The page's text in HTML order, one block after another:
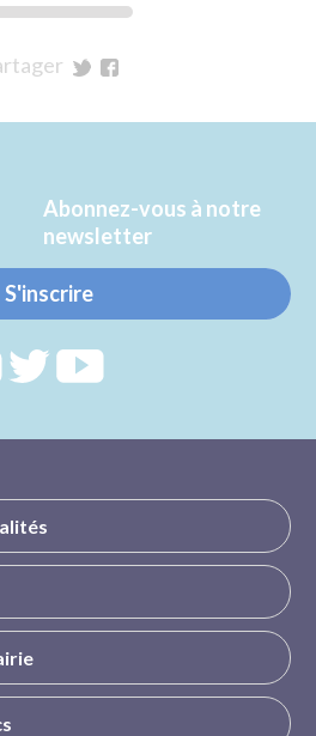
Twitter
Facebook
Abonnez-vous à notre
newsletter
S'inscrire
RejoignezRejoignez